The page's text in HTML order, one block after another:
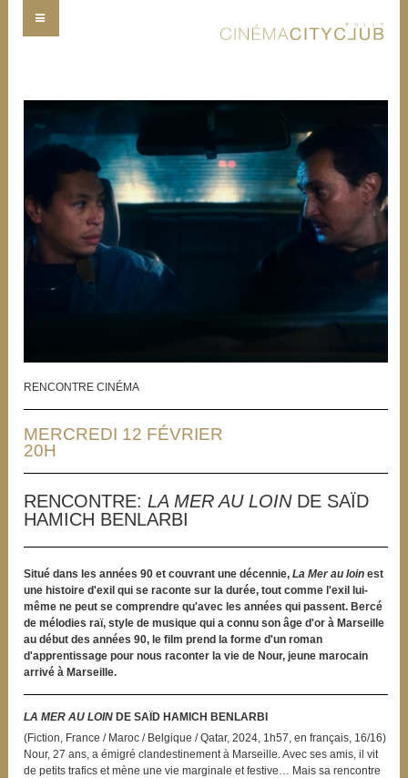
RENCONTRE CINÉMA
MERCREDI 12 FÉVRIER
20H
RENCONTRE: LA MER AU LOINDE SAÏD
HAMICH BENLARBI
Situé dans les années 90 et couvrant une décennie, La Mer au loinest
une histoire d'exil qui se raconte sur la durée, tout comme l'exil lui-
même ne peut se comprendre qu'avec les années qui passent. Bercé
de mélodies raï, style de musique qui a connu son âge d'or à Marseille
au début des années 90, le film prend la forme d'un roman
d'apprentissage pour nous raconter la vie de Nour, jeune marocain
arrivé à Marseille.
LA MER AU LOIN DE SAÏD HAMICH BENLARBI
(Fiction, France / Maroc / Belgique / Qatar, 2024, 1h57, en français, 16/16)
Nour, 27 ans, a émigré clandestinement à Marseille. Avec ses amis, il vit
de petits trafics et mène une vie marginale et festive… Mais sa rencontre